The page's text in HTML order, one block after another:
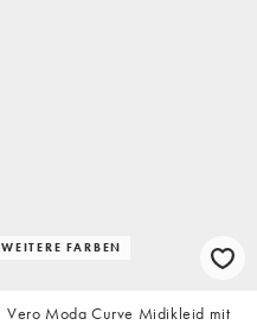
WEITERE FARBEN
Vero Moda Curve Midikleid mit